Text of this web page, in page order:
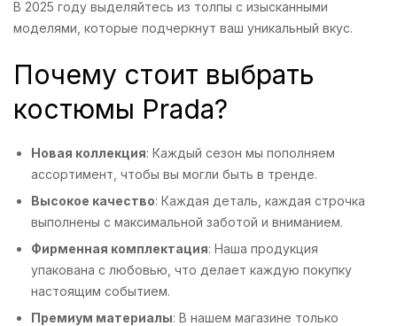
В 2025 году выделяйтесь из толпы с изысканными
моделями, которые подчеркнут ваш уникальный вкус.
Почему стоит выбрать
костюмы Prada?
Новая коллекция: Каждый сезон мы пополняем
ассортимент, чтобы вы могли быть в тренде.
Высокое качество: Каждая деталь, каждая строчка
выполнены с максимальной заботой и вниманием.
Фирменная комплектация: Наша продукция
упакована с любовью, что делает каждую покупку
настоящим событием.
Премиум материалы: В нашем магазине только